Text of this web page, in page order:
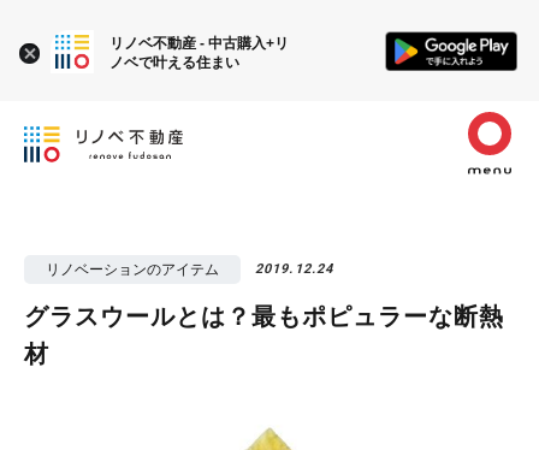
リノベーションのアイテム 2019.12.24
グラスウールとは？最もポピュラーな断熱
材
リノベ不動産 - 中古購入+リ
ノベで叶える住まい